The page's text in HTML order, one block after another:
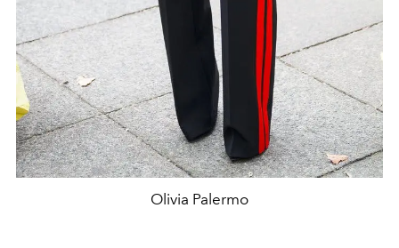
Olivia Palermo